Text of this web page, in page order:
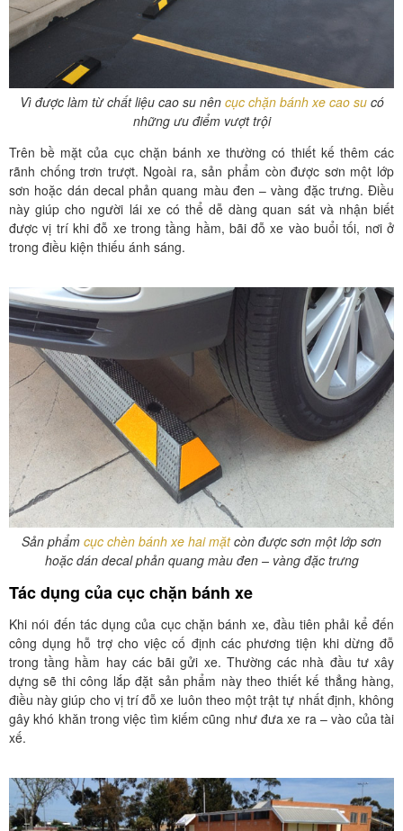
Vì được làm từ chất liệu cao su nên cục chặn bánh xe cao sucó
những ưu điểm vượt trội
Trên bề mặt của cục chặn bánh xe thường có thiết kế thêm các
rãnh chống trơn trượt. Ngoài ra, sản phẩm còn được sơn một lớp
sơn hoặc dán decal phản quang màu đen – vàng đặc trưng. Điều
này giúp cho người lái xe có thể dễ dàng quan sát và nhận biết
được vị trí khi đỗ xe trong tầng hầm, bãi đỗ xe vào buổi tối, nơi ở
trong điều kiện thiếu ánh sáng.
Sản phẩm cục chèn bánh xe hai mặtcòn được sơn một lớp sơn
hoặc dán decal phản quang màu đen – vàng đặc trưng
Tác dụng của cục chặn bánh xe
Khi nói đến tác dụng của cục chặn bánh xe, đầu tiên phải kể đến
công dụng hỗ trợ cho việc cố định các phương tiện khi dừng đỗ
trong tầng hầm hay các bãi gửi xe. Thường các nhà đầu tư xây
dựng sẽ thi công lắp đặt sản phẩm này theo thiết kế thẳng hàng,
điều này giúp cho vị trí đỗ xe luôn theo một trật tự nhất định, không
gây khó khăn trong việc tìm kiếm cũng như đưa xe ra – vào của tài
xế.